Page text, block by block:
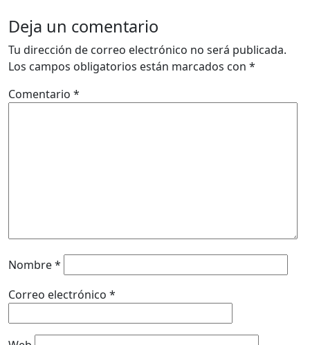
Deja un comentario
Tu dirección de correo electrónico no será publicada.
Los campos obligatorios están marcados con *
Comentario *
Nombre*
Correo electrónico *